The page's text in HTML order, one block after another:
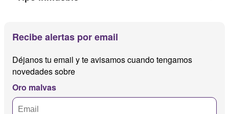
Recibe alertas por email
Déjanos tu email y te avisamos cuando tengamos
novedades sobre
Oro malvas